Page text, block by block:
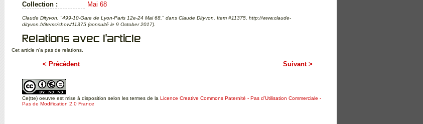
Collection :
Mai 68
Claude Dityvon, "499-10-Gare de Lyon-Paris 12e-24 Mai 68," dans Claude Dityvon, Item #11375, http://www.claude-
dityvon.fr/items/show/11375 (consulté le 9 October 2017).
Relations avec l'article
Cet article n'a pas de relations.
< Précédent Suivant >
Ce(tte) oeuvre est mise à disposition selon les termes de la Licence Creative Commons Paternité - Pas d’Utilisation Commerciale -
Pas de Modification 2.0 France